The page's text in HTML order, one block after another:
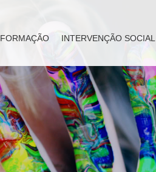
FORMAÇÃO INTERVENÇÃO SOCIAL